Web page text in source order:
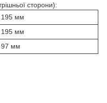
сторони):
195 мм
195 мм
97 мм